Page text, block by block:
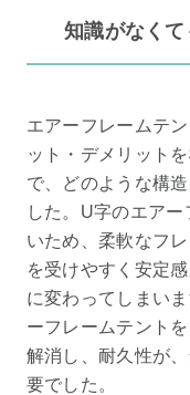
知識がなく
エアーフレームテ
ット・デメリット
で、どのような構
した。U字のエア
いため、柔軟なフ
を受けやすく安定
に変わってしまい
ーフレームテント
解消し、耐久性が
要でした。